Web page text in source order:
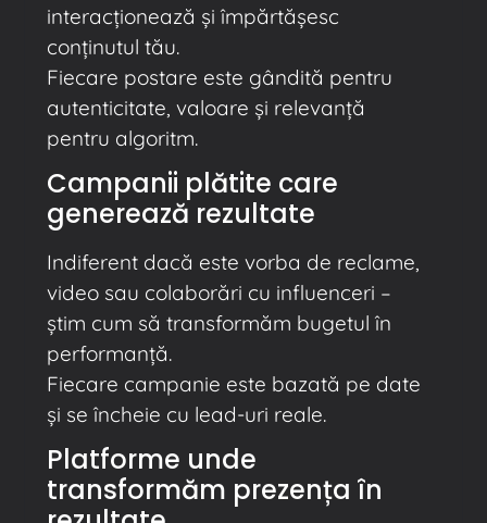
interacționează și împărtășesc
conținutul tău.
Fiecare postare este gândită pentru
autenticitate, valoare și relevanță
pentru algoritm.
Campanii plătite care
generează rezultate
Indiferent dacă este vorba de reclame,
video sau colaborări cu influenceri –
știm cum să transformăm bugetul în
performanță.
Fiecare campanie este bazată pe date
și se încheie cu lead-uri reale.
Platforme unde
transformăm prezența în